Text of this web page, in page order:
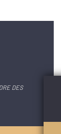
DES